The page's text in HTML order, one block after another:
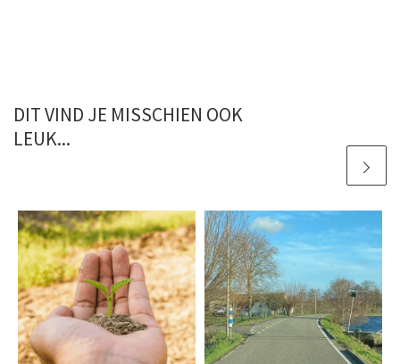
DIT VIND JE MISSCHIEN OOK
LEUK...